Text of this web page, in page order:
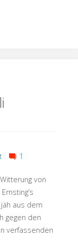
1
von
aus dem
gegen den
verfassenden